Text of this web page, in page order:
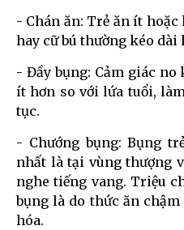
- Chán ăn: Trẻ ăn ít
hay cữ bú thường kéo
- Đầy bụng: Cảm giác
ít hơn so với lứa tuổi,
tục.
- Chướng bụng: Bụng
nhất là tại vùng thượng
nghe tiếng vang. Triệu
bụng là do thức ăn
hóa.